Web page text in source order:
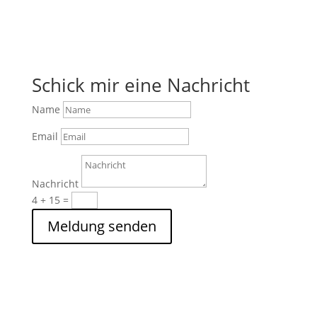
Schick mir eine Nachricht
Name
Email
Nachricht
4 + 15 =
Meldung senden